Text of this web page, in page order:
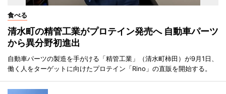
食べる
清水町の精管工業がプロテイン発売へ 自動車パーツ
から異分野初進出
自動車パーツの製造を手がける「精管工業」（清水町柿田）が9月1日、
働く人をターゲットに向けたプロテイン「Rino」の直販を開始する。